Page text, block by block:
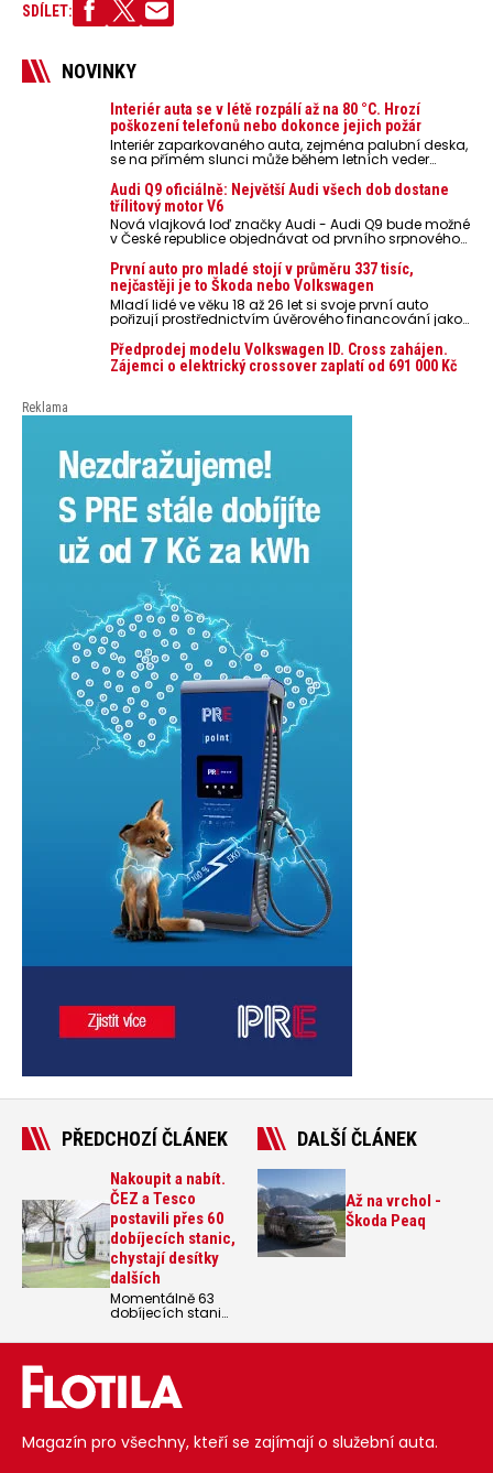
SDÍLET:
NOVINKY
Interiér auta se v létě rozpálí až na 80 °C. Hrozí
poškození telefonů nebo dokonce jejich požár
Interiér zaparkovaného auta, zejména palubní deska,
se na přímém slunci může během letních veder
nebezpečí pro odložené mobilní telefony, powerbanky
nebo notebooky. Můžou urychlit stárnutí baterií,
poškodit elektroniku a ve výjimečných případech i
zvýšit riziko požáru.
Audi Q9 oficiálně: Největší Audi všech dob dostane
třílitový motor V6
Nová vlajková loď značky Audi - Audi Q9 bude možné
v České republice objednávat od prvního srpnového
První auto pro mladé stojí v průměru 337 tisíc,
nejčastěji je to Škoda nebo Volkswagen
Mladí lidé ve věku 18 až 26 let si svoje první auto
pořizují prostřednictvím úvěrového financování jako
auto. Průměrná pořizovací cena vozu dosahuje 337
tisíc korun a průměrná financovaná částka
přesahuje 251 tisíc korun. Vyplývá to z dat Leasingu
Předprodej modelu Volkswagen ID. Cross zahájen.
Zájemci o elektrický crossover zaplatí od 691 000 Kč
Reklama
PŘEDCHOZÍ ČLÁNEK
Nakoupit a nabít.
ČEZ a Tesco
postavili přes 60
dobíjecích stanic,
chystají desítky
dalších
Momentálně 63
dobíjecích stanic
během dalších tří
spolupráce firmy
ČEZ a
maloobchodního
České republice.
Poslední novinkou
DALŠÍ ČLÁNEK
Až na vrchol -
Škoda Peaq
Magazín pro všechny, kteří se zajímají o služební auta.